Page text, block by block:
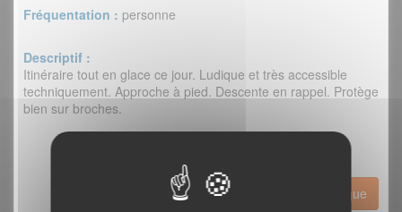
Fréquentation : personne
Descriptif :
Itinéraire tout en glace ce jour. Ludique et très accessible
techniquement. Approche à pied. Descente en rappel. Protège
bien sur broches.
Historique